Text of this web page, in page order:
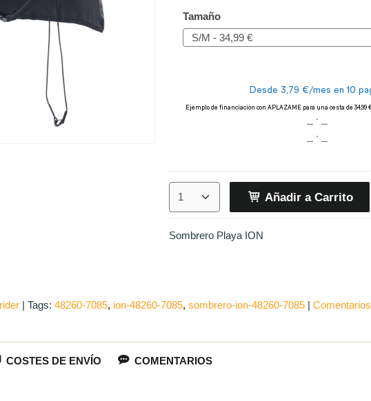
Tamaño
Añadir a Carrito
Sombrero Playa ION
| Tags: 48260-7085 ion-48260-7085 sombrero-ion-48260-7085 | Comentarios
COSTES DE ENVÍO COMENTARIOS